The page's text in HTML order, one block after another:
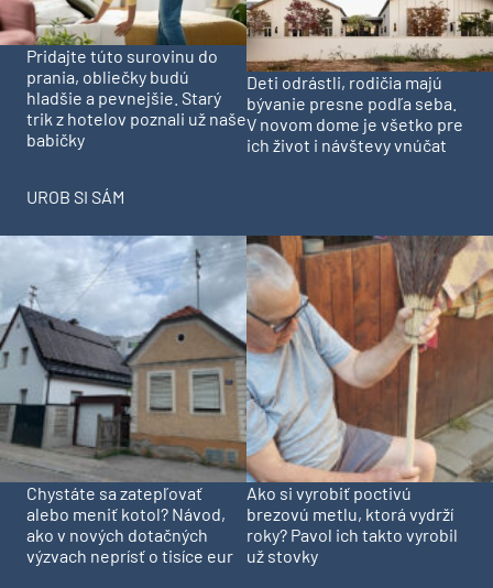
Pridajte túto surovinu do
prania, obliečky budú
hladšie a pevnejšie. Starý
trik z hotelov poznali už naše
babičky
Deti odrástli, rodičia majú
bývanie presne podľa seba.
V novom dome je všetko pre
ich život i návštevy vnúčat
UROB SI SÁM
Chystáte sa zatepľovať
alebo meniť kotol? Návod,
ako v nových dotačných
výzvach neprísť o tisíce eur
Ako si vyrobiť poctivú
brezovú metlu, ktorá vydrží
roky? Pavol ich takto vyrobil
už stovky